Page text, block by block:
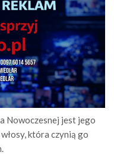
Nowoczesnej jest jego
która czynią go